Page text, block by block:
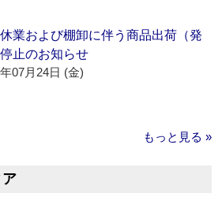
業および棚卸に伴う商品出荷（発
止のお知らせ
07月24日 (金)
もっと見る »